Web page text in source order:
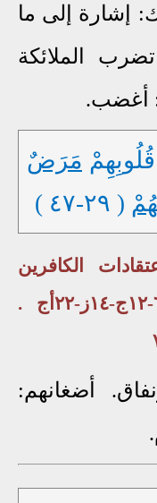
إشارة إلى ما
الملائكة
أغضب.
مَرَضٌ
( ٢٩-٤٧ )
٧-٨د-١٥ز . اعتقادات الكافرين
٦٠-٥ . طبيعة الكافرين ٦٢-١٢ج-١٤ز-٢٢أج .
أضغانهم: